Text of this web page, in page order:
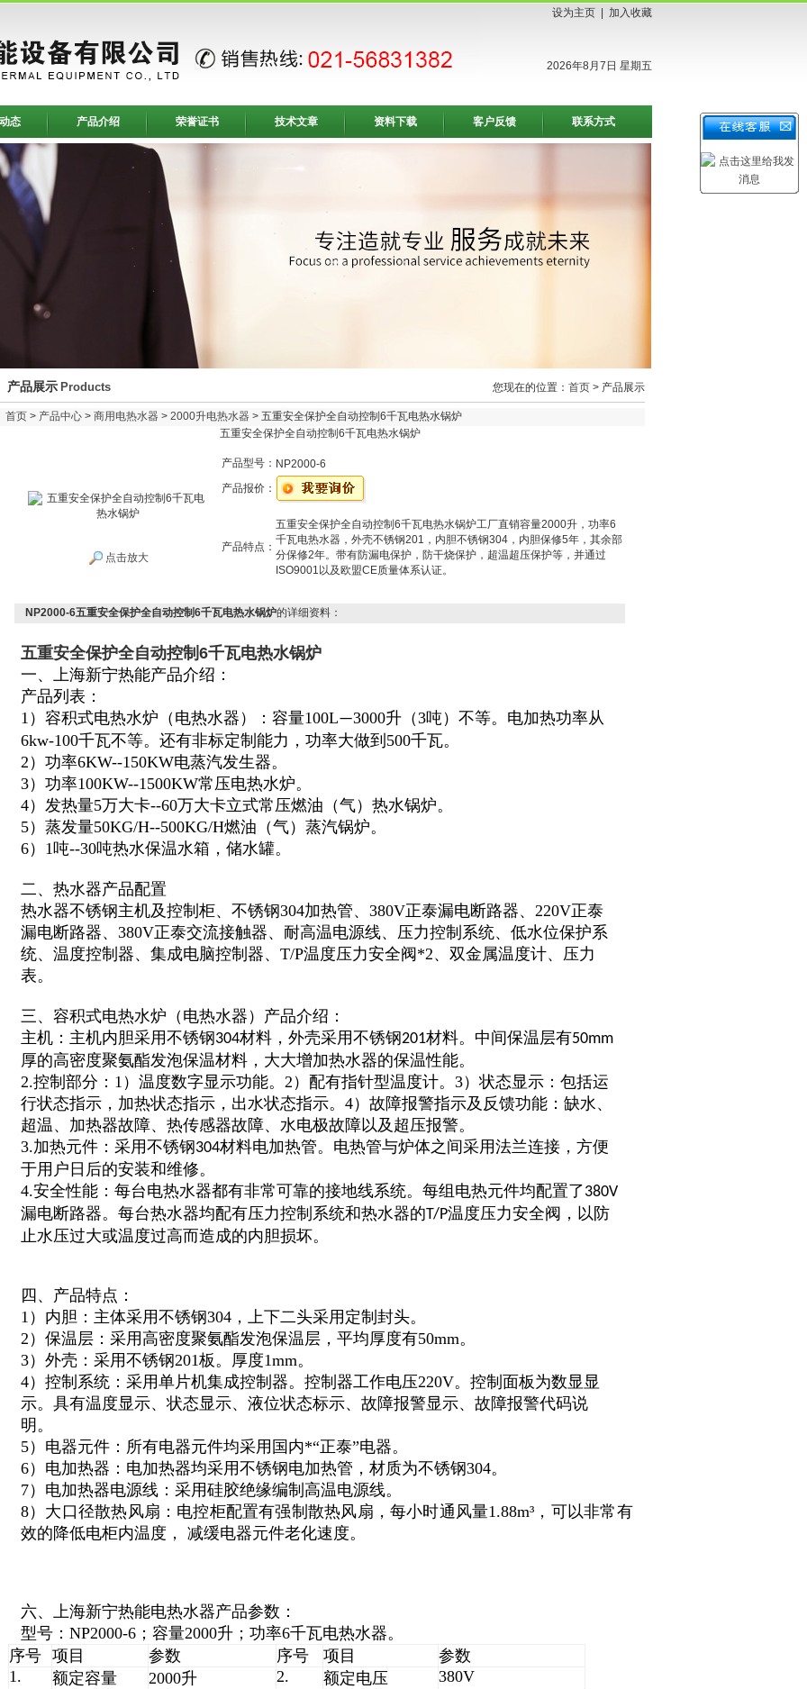
设为主页 加入收藏
2026年8月7日 星期五
态 产品介绍 荣誉证书 技术文章 资料下载 客户反馈 联系方式
产品展示 Products 您现在的位置： 首页 > 产品展示
首页 > 产品中心 > 商用电热水器 > 2000升电热水器 > 五重安全保护全自动控制6千瓦电热水锅炉
五重安全保护全自动控制6千瓦电热水锅炉
点击放大
产品型号： NP2000-6
产品报价：
产品特点：
五重安全保护全自动控制6千瓦电热水锅炉工厂直销容量2000升，功率6
千瓦电热水器，外壳不锈钢201，内胆不锈钢304，内胆保修5年，其余部
分保修2年。带有防漏电保护，防干烧保护，超温超压保护等，并通过
ISO9001以及欧盟CE质量体系认证。
NP2000-6五重安全保护全自动控制6千瓦电热水锅炉的详细资料：
五重安全保护全自动控制6千瓦电热水锅炉
一、上海新宁热能产品介绍：
产品列表：
1）容积式电热水炉（电热水器）：容量100L—3000升（3吨）不等。电加热功率从
6kw-100千瓦不等。还有非标定制能力，功率大做到500千瓦。
2）功率6KW--150KW电蒸汽发生器。
3）功率100KW--1500KW常压电热水炉。
4）发热量5万大卡--60万大卡立式常压燃油（气）热水锅炉。
5）蒸发量50KG/H--500KG/H燃油（气）蒸汽锅炉。
6）1吨--30吨热水保温水箱，储水罐。
二、热水器产品配置
热水器不锈钢主机及控制柜、不锈钢304加热管、380V正泰漏电断路器、220V正泰
漏电断路器、380V正泰交流接触器、耐高温电源线、压力控制系统、低水位保护系
统、温度控制器、集成电脑控制器、T/P温度压力安全阀*2、双金属温度计、压力
表。
三、容积式电热水炉（电热水器）产品介绍：
主机：主机内胆采用不锈钢304材料，外壳采用不锈钢201材料。中间保温层有50mm
厚的高密度聚氨酯发泡保温材料，大大增加热水器的保温性能。
2.控制部分：1）温度数字显示功能。2）配有指针型温度计。3）状态显示：包括运
行状态指示，加热状态指示，出水状态指示。4）故障报警指示及反馈功能：缺水、
超温、加热器故障、热传感器故障、水电极故障以及超压报警。
3.加热元件：采用不锈钢304材料电加热管。电热管与炉体之间采用法兰连接，方便
于用户日后的安装和维修。
4.安全性能：每台电热水器都有非常可靠的接地线系统。每组电热元件均配置了380V
漏电断路器。每台热水器均配有压力控制系统和热水器的T/P温度压力安全阀，以防
止水压过大或温度过高而造成的内胆损坏。
四、产品特点：
1）内胆：主体采用不锈钢304，上下二头采用定制封头。
2）保温层：采用高密度聚氨酯发泡保温层，平均厚度有50mm。
3）外壳：采用不锈钢201板。厚度1mm。
4）控制系统：采用单片机集成控制器。控制器工作电压220V。控制面板为数显显
示。具有温度显示、状态显示、液位状态标示、故障报警显示、故障报警代码说
明。
5）电器元件：所有电器元件均采用国内*“正泰”电器。
6）电加热器：电加热器均采用不锈钢电加热管，材质为不锈钢304。
7）电加热器电源线：采用硅胶绝缘编制高温电源线。
8）大口径散热风扇：电控柜配置有强制散热风扇，每小时通风量1.88m³，可以非常有
效的降低电柜内温度， 减缓电器元件老化速度。
六、上海新宁热能电热水器产品参数：
型号：NP2000-6；容量2000升；功率6千瓦电热水器。
序号
项目 参数 序号 项目
参数
1.
额定容量 2000升 2. 额定电压
380V